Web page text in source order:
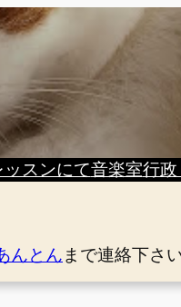
ッスンにて音楽室行政
んとん まで連絡下さ